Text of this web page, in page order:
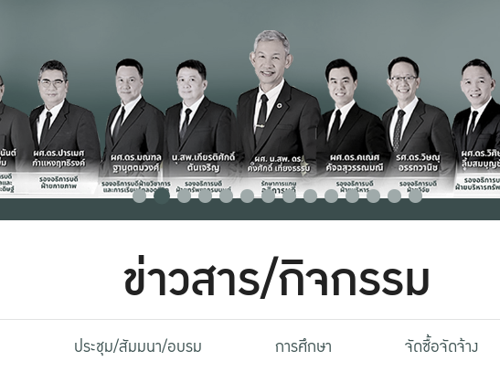
ข่าวสาร/กิจกรรม
ประชุม/สัมมนา/อบรม การศึกษา จัดซื้อจัดจ้าง